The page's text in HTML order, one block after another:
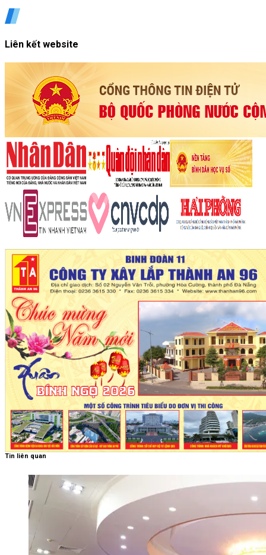
Liên kết website
Tin liên quan